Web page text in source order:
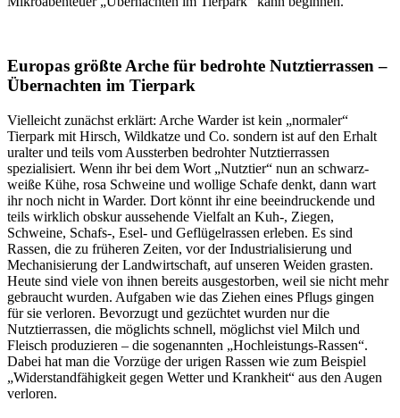
Europas größte Arche für bedrohte Nutztierrassen –
Übernachten im Tierpark
Vielleicht zunächst erklärt: Arche Warder ist kein „normaler“
Tierpark mit Hirsch, Wildkatze und Co. sondern ist auf den Erhalt
uralter und teils vom Aussterben bedrohter Nutztierrassen
spezialisiert. Wenn ihr bei dem Wort „Nutztier“ nun an schwarz-
weiße Kühe, rosa Schweine und wollige Schafe denkt, dann wart
ihr noch nicht in Warder. Dort könnt ihr eine beeindruckende und
teils wirklich obskur aussehende Vielfalt an Kuh-, Ziegen,
Schweine, Schafs-, Esel- und Geflügelrassen erleben. Es sind
Rassen, die zu früheren Zeiten, vor der Industrialisierung und
Mechanisierung der Landwirtschaft, auf unseren Weiden grasten.
Heute sind viele von ihnen bereits ausgestorben, weil sie nicht mehr
gebraucht wurden. Aufgaben wie das Ziehen eines Pflugs gingen
für sie verloren. Bevorzugt und gezüchtet wurden nur die
Nutztierrassen, die möglichts schnell, möglichst viel Milch und
Fleisch produzieren – die sogenannten „Hochleistungs-Rassen“.
Dabei hat man die Vorzüge der urigen Rassen wie zum Beispiel
„Widerstandfähigkeit gegen Wetter und Krankheit“ aus den Augen
verloren.